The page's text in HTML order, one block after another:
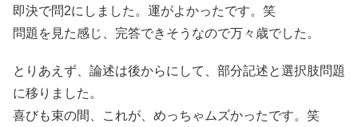
即決で問2にしました。運がよかったです。笑
問題を見た感じ、完答できそうなので万々歳でした。
とりあえず、論述は後からにして、部分記述と選択肢問題
に移りました。
喜びも束の間、これが、めっちゃムズかったです。笑